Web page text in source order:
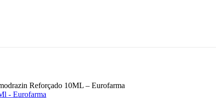
Reforçado 10ML – Eurofarma